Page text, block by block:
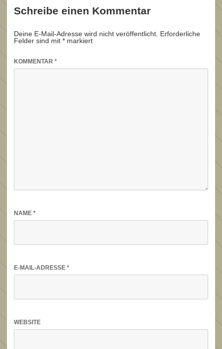
Schreibe einen Kommentar
Deine E-Mail-Adresse wird nicht veröffentlicht. Erforderliche
Felder sind mit * markiert
KOMMENTAR *
NAME *
E-MAIL-ADRESSE *
WEBSITE